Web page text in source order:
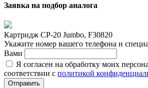
Заявка на подбор аналога
Картридж CP-20 Jumbo, F30820
Укажите номер вашего телефона и
Вами
Я согласен на обработку моих
соответствии с политикой
Отправить